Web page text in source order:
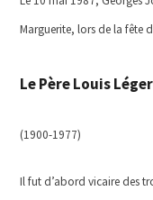
Marguerite, lors de la fête
Le Père Louis Léger
(1900-1977)
Il fut d’abord vicaire des